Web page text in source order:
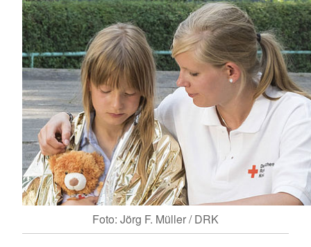
Foto: Jörg F. Müller / DRK